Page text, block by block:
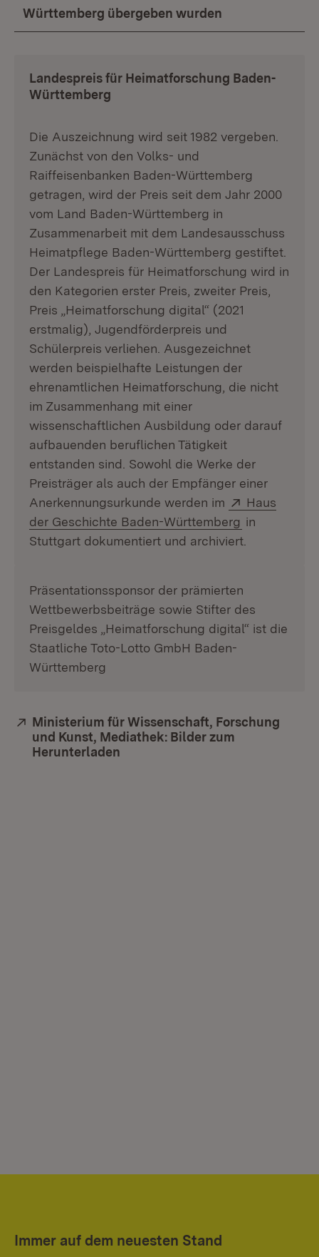
Württemberg übergeben wurden
Landespreis für Heimatforschung Baden-
Württemberg
Die Auszeichnung wird seit 1982 vergeben.
Zunächst von den Volks- und
Raiffeisenbanken Baden-Württemberg
getragen, wird der Preis seit dem Jahr 2000
vom Land Baden-Württemberg in
Zusammenarbeit mit dem Landesausschuss
Heimatpflege Baden-Württemberg gestiftet.
Der Landespreis für Heimatforschung wird in
den Kategorien erster Preis, zweiter Preis,
Preis „Heimatforschung digital“ (2021
erstmalig), Jugendförderpreis und
Schülerpreis verliehen. Ausgezeichnet
werden beispielhafte Leistungen der
ehrenamtlichen Heimatforschung, die nicht
im Zusammenhang mit einer
wissenschaftlichen Ausbildung oder darauf
aufbauenden beruflichen Tätigkeit
entstanden sind. Sowohl die Werke der
Preisträger als auch der Empfänger einer
Anerkennungsurkunde werden im
Extern:
Haus
der Geschichte Baden-Württemberg (Öffnet in
in
Stuttgart dokumentiert und archiviert.
Präsentationssponsor der prämierten
Wettbewerbsbeiträge sowie Stifter des
Preisgeldes „Heimatforschung digital“ ist die
Staatliche Toto-Lotto GmbH Baden-
Württemberg
Extern:
Ministerium für Wissenschaft, Forschung
und Kunst, Mediathek: Bilder zum
Herunterladen
Immer auf dem neuesten Stand